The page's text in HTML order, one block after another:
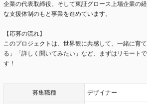
企業の代表取締役。そして東証グロース上場企業の
な支援体制のもと事業を進めています。
【応募の流れ】
このプロジェクトは、世界観に共感して、一緒に育
る」「詳しく聞いてみたい」など、まずはリモート
す！
募集職種 デザイナー